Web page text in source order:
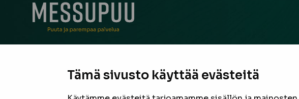
Tämä sivusto käyttää evästeitä
neuvonantaja Pirkanmaalla jo vuodesta 1947. Oli kyse sitten
suurista hankkeista tai pienestä pintaremontista, laaja ja
laadukas valikoima sekä asiantunteva henkilökunta ovat